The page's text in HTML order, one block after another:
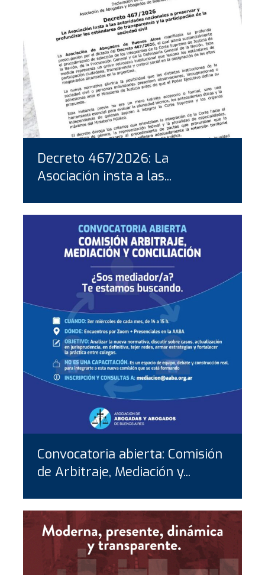
Decreto 467/2026: La
Asociación insta a las...
Convocatoria abierta: Comisión
de Arbitraje, Mediación y...